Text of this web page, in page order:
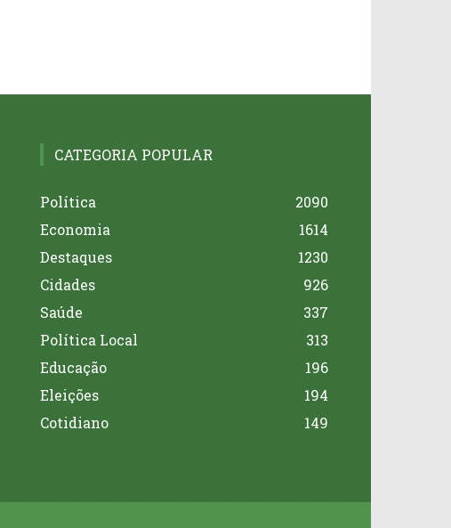
CATEGORIA POPULAR
Política
2090
Economia
1614
Destaques
1230
Cidades
926
Saúde
337
Política Local
313
Educação
196
Eleições
194
Cotidiano
149